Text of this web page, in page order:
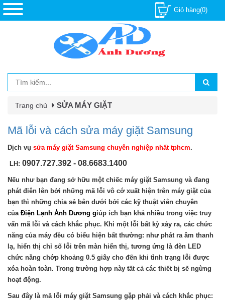
Giỏ hàng(0)
Trang chủ SỬA MÁY GIẶT
Mã lỗi và cách sửa máy giặt Samsung
Dịch vụ sửa máy giặt Samsung chuyên nghiệp nhất tphcm.
LH: 0907.727.392 - 08.6683.1400
Nếu như bạn đang sở hữu một chiếc máy giặt Samsung và đang
phát điên lên bởi những mã lỗi vô cớ xuất hiện trên máy giặt của
bạn thì những chia sẻ bên dưới bởi các kỹ thuật viên chuyên
của Điện Lạnh Ánh Dương giúp ích bạn khá nhiều trong việc truy
vấn mã lỗi và cách khắc phục. Khi một lỗi bất kỳ xảy ra, các chức
năng của máy đều có biểu hiện bất thường: như phát ra âm thanh
lạ, hiển thị chỉ số lỗi trên màn hiển thị, tương ứng là đèn LED
chức năng chớp khoảng 0.5 giây cho đến khi tình trạng lỗi được
xóa hoàn toàn. Trong trường hợp này tất cả các thiết bị sẽ ngừng
hoạt động.
Sau đây là mã lỗi máy giặt Samsung gặp phải và cách khắc phục: